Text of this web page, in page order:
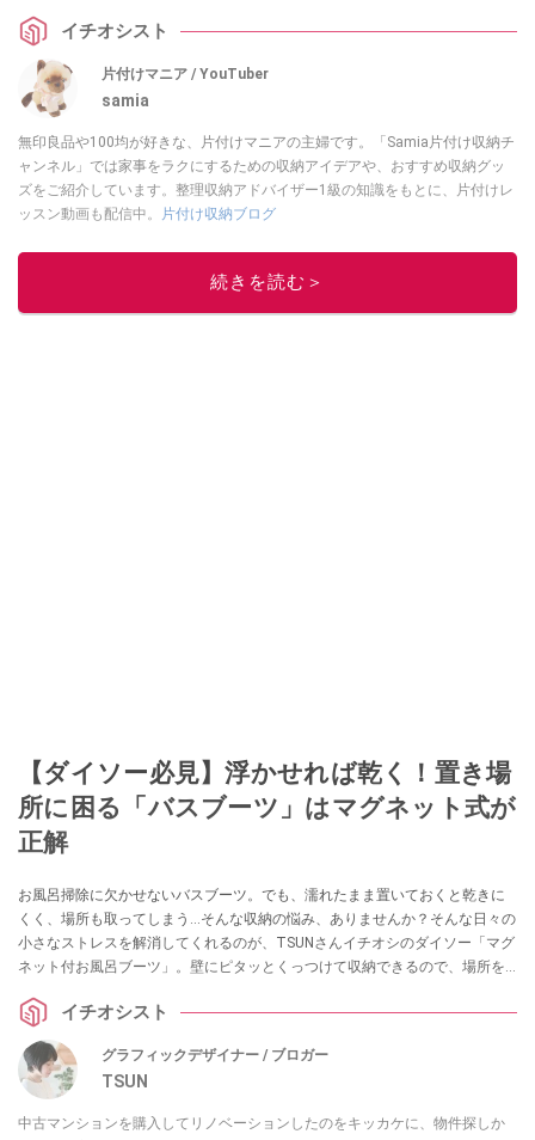
イチオシスト
片付けマニア / YouTuber
samia
無印良品や100均が好きな、片付けマニアの主婦です。「Samia片付け収納チ
ャンネル」では家事をラクにするための収納アイデアや、おすすめ収納グッ
ズをご紹介しています。整理収納アドバイザー1級の知識をもとに、片付けレ
ッスン動画も配信中。
片付け収納ブログ
このイチオシストの他の記事を読む
続きを読む＞
【ダイソー必見】浮かせれば乾く！置き場
所に困る「バスブーツ」はマグネット式が
正解
お風呂掃除に欠かせないバスブーツ。でも、濡れたまま置いておくと乾きに
くく、場所も取ってしまう…そんな収納の悩み、ありませんか？そんな日々の
小さなストレスを解消してくれるのが、TSUNさんイチオシのダイソー「マグ
ネット付お風呂ブーツ」。壁にピタッとくっつけて収納できるので、場所を
のだとか。お風呂場がスッキリするだけで、日々の掃除もぐっとラクになり
ますよ。
イチオシスト
グラフィックデザイナー / ブロガー
TSUN
中古マンションを購入してリノベーションしたのをキッカケに、物件探しか